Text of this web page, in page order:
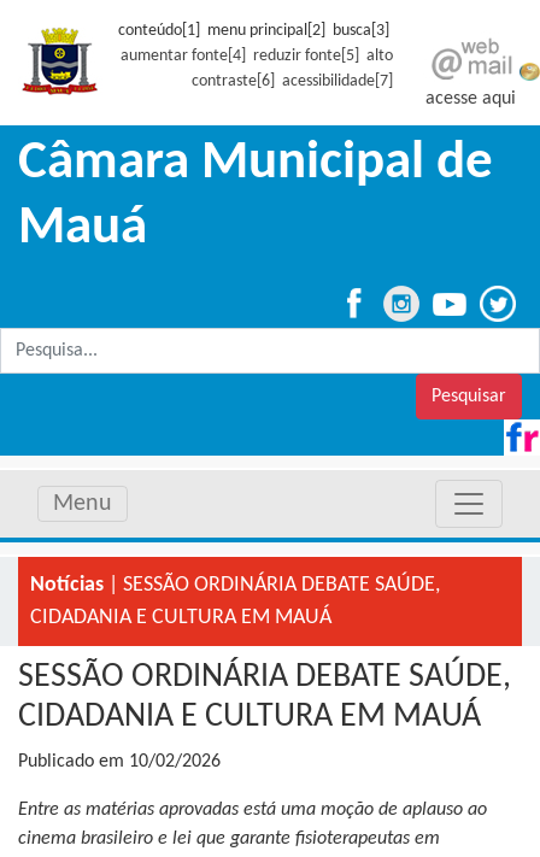
conteúdo[1] menu principal[2] busca[3]
aumentar fonte[4]
reduzir fonte[5]
alto
contraste[6]
acessibilidade[7]
acesse aqui
Câmara Municipal de
Mauá
Pesquisar
Menu
Notícias
| SESSÃO ORDINÁRIA DEBATE SAÚDE,
CIDADANIA E CULTURA EM MAUÁ
SESSÃO ORDINÁRIA DEBATE SAÚDE,
CIDADANIA E CULTURA EM MAUÁ
Publicado em 10/02/2026
Entre as matérias aprovadas está uma moção de aplauso ao
cinema brasileiro e lei que garante fisioterapeutas em